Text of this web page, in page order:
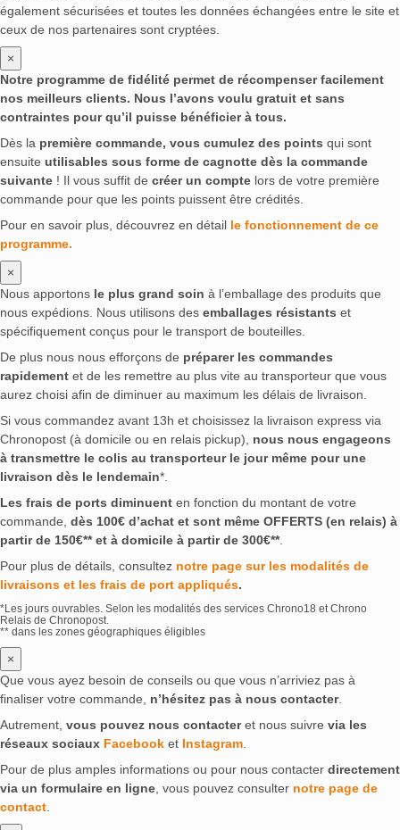
également sécurisées et toutes les données échangées entre le site et
ceux de nos partenaires sont cryptées.
×
Notre programme de fidélité permet de récompenser facilement
nos meilleurs clients. Nous l’avons voulu gratuit et sans
contraintes pour qu’il puisse bénéficier à tous.
Dès la première commande, vous cumulez des points qui sont
ensuite utilisables sous forme de cagnotte dès la commande
suivante ! Il vous suffit de créer un compte lors de votre première
commande pour que les points puissent être crédités.
Pour en savoir plus, découvrez en détail le fonctionnement de ce
programme.
×
Nous apportons le plus grand soin à l’emballage des produits que
nous expédions. Nous utilisons des emballages résistants et
spécifiquement conçus pour le transport de bouteilles.
De plus nous nous efforçons de préparer les commandes
rapidement et de les remettre au plus vite au transporteur que vous
aurez choisi afin de diminuer au maximum les délais de livraison.
Si vous commandez avant 13h et choisissez la livraison express via
Chronopost (à domicile ou en relais pickup), nous nous engageons
à transmettre le colis au transporteur le jour même pour une
livraison dès le lendemain*.
Les frais de ports diminuent en fonction du montant de votre
commande, dès 100€ d’achat et sont même OFFERTS (en relais) à
partir de 150€** et à domicile à partir de 300€**.
Pour plus de détails, consultez notre page sur les modalités de
livraisons et les frais de port appliqués.
*Les jours ouvrables. Selon les modalités des services Chrono18 et Chrono
Relais de Chronopost.
** dans les zones géographiques éligibles
×
Que vous ayez besoin de conseils ou que vous n’arriviez pas à
finaliser votre commande, n’hésitez pas à nous contacter.
Autrement, vous pouvez nous contacteret nous suivre via les
réseaux sociaux Facebook et Instagram
Pour de plus amples informations ou pour nous contacter directement
via un formulaire en ligne , vous pouvez consulter notre page de
contact